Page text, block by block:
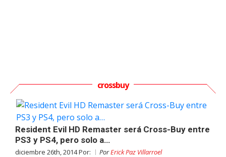
crossbuy
Resident Evil HD Remaster será Cross-Buy entre
PS3 y PS4, pero solo a…
diciembre 26th, 2014 Por: PorErick Paz Villarroel